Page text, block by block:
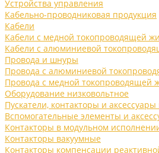
Устройства управления
Кабельно-проводниковая продукция
Кабели
Кабели с медной токопроводящей
Кабели с алюминиевой
Провода и шнуры
Провода с алюминиевой
Провода с медной токопроводящей
Оборудование низковольтное
Пускатели, контакторы и
Вспомогательные элементы и
Контакторы в модульном
Контакторы вакуумные
Контакторы компенсации